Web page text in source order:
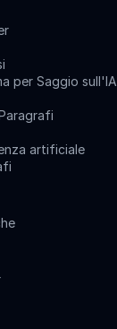
per Saggio sull'IA
artificiale